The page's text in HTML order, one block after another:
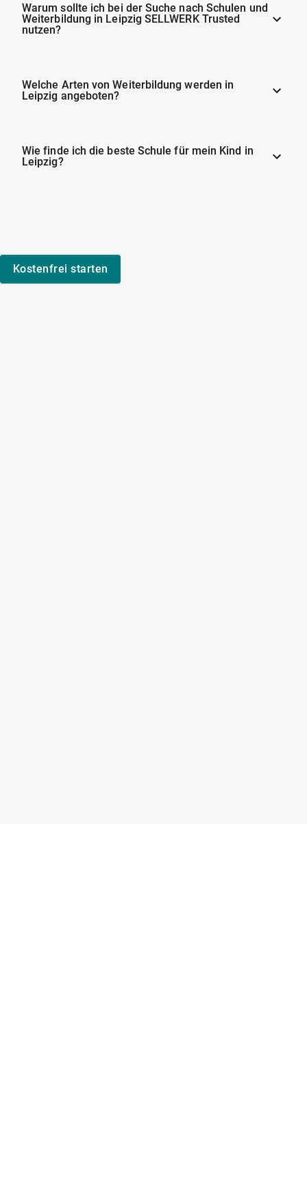
Warum sollte ich bei der Suche nach Schulen und
Weiterbildung in Leipzig SELLWERK Trusted
nutzen?
Welche Arten von Weiterbildung werden in
Leipzig angeboten?
Wie finde ich die beste Schule für mein Kind in
Leipzig?
Kostenfrei starten